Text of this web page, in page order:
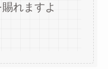
れますよ